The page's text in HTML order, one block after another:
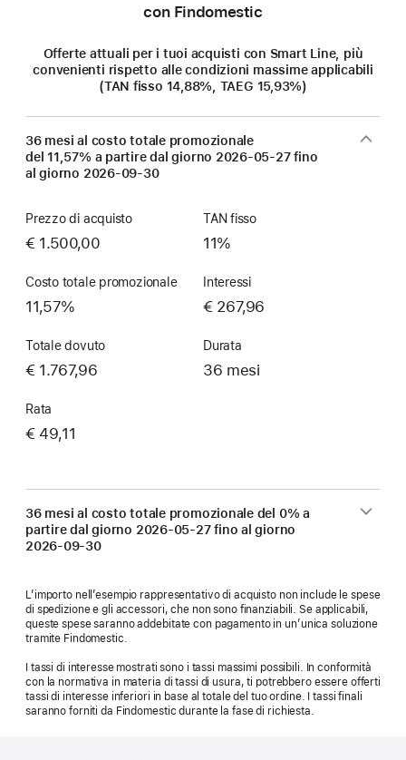
con Findomestic
Offerte attuali per i tuoi acquisti con Smart Line, più
convenienti rispetto alle condizioni massime applicabili
(TAN fisso 14,88%, TAEG 15,93%)
36 mesi al costo totale promozionale
del 11,57% a partire dal giorno 2026-05-27fino
al giorno 2026-09-30
Prezzo di acquisto
€ 1.500,00
TAN fisso
11%
Costo totale promozionale
11,57%
Interessi
€ 267,96
Totale dovuto
€ 1.767,96
Durata
36 mesi
Rata
€ 49,11
36 mesi al costo totale promozionale del 0% a
partire dal giorno 2026-05-27fino al giorno
2026-09-30
L’importo nell’esempio rappresentativo di acquisto non include le spese
di spedizione e gli accessori, che non sono finanziabili. Se applicabili,
queste spese saranno addebitate con pagamento in un’unica soluzione
tramite Findomestic.
I tassi di interesse mostrati sono i tassi massimi possibili. In conformità
con la normativa in materia di tassi di usura, ti potrebbero essere offerti
tassi di interesse inferiori in base al totale del tuo ordine. I tassi finali
saranno forniti da Findomestic durante la fase di richiesta.